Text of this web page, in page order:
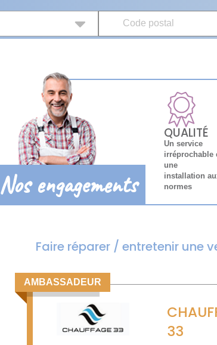
Nos engagements
QUALITÉ
Un service
irréprochable
une
installation
normes
Faire réparer / entretenir une
AMBASSADEUR
33